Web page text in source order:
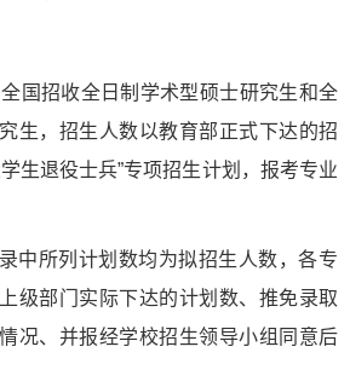
国招收全日制学术型硕士研究生和全
生，招生人数以教育部正式下达的招
生退役士兵”专项招生计划，报考专业
中所列计划数均为拟招生人数，各专
级部门实际下达的计划数、推免录取
况、并报经学校招生领导小组同意后